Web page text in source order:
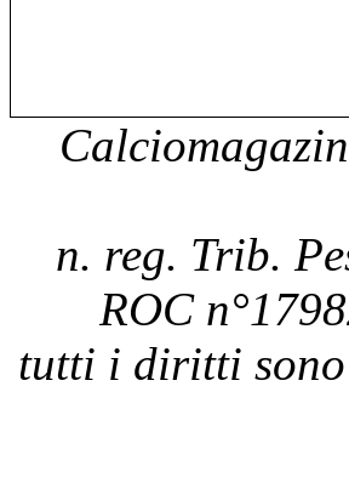
n. reg. Trib.
ROC
tutti i diritti